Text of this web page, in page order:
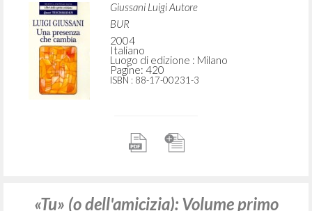
Giussani Luigi Autore
BUR
2004
Italiano
Luogo di edizione : Milano
Pagine: 420
ISBN : 88-17-00231-3
«Tu» (o dell'amicizia): Volume primo